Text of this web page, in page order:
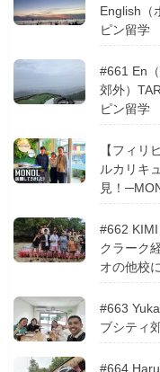
English（
ピン留学
#661 En
郊外）
ピン留学
【フィリ
ルカリキ
見！
#662
クラーク
オの他校
#663
ブシティ
#664